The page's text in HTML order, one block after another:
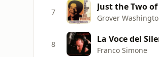
7 Just the Two of
Grover
8 La Voce del
Franco Simone